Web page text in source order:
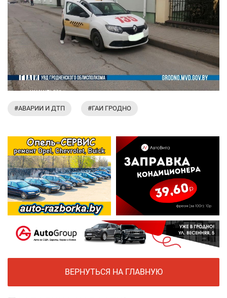
#АВАРИИ И ДТП #ГАИ ГРОДНО
ВЕРНУТЬСЯ НА ГЛАВНУЮ